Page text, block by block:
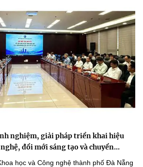
nghiệm, giải pháp triển khai hiệu
đổi mới sáng tạo và chuyển...
học và Công nghệ thành phố Đà Nẵng